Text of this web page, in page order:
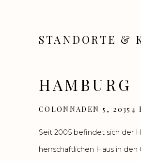
STANDORTE &
HAMBURG
COLONNADEN 5, 20354
Seit 2005 befindet sich der
herrschaftlichen Haus in